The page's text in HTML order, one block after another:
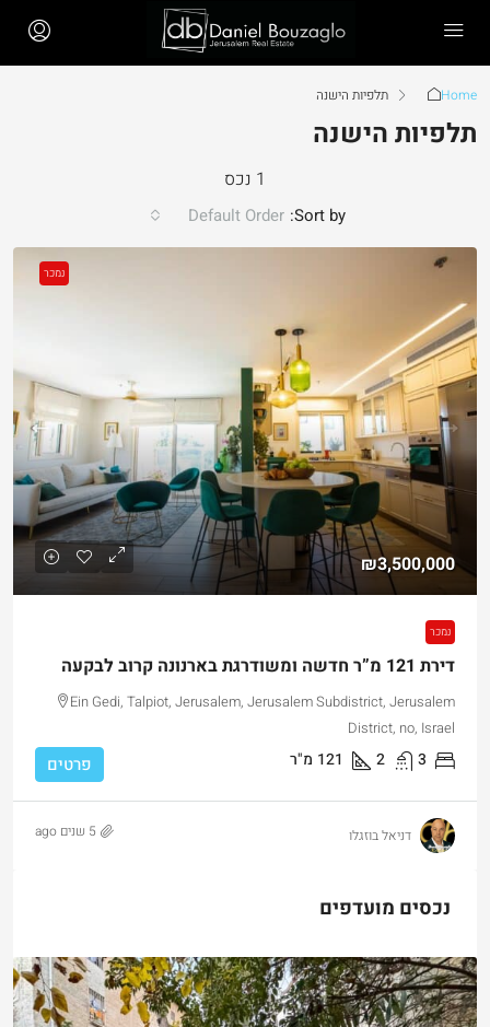
Home תלפיות הישנה
תלפיות הישנה
1 נכס
Sort by:
Default Order
נמכר
₪3,500,000
נמכר
דירת 121 מ”ר חדשה ומשודרגת בארנונה קרוב לבקעה
Ein Gedi, Talpiot, Jerusalem, Jerusalem Subdistrict, Jerusalem
District, no, Israel
3
2
121 מ"ר פרטים
דניאל בוזגלו 5 שנים ago
נכסים מועדפים